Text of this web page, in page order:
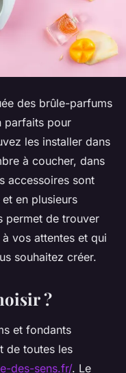
des brûle-parfums
parfaits pour
les installer dans
à coucher, dans
accessoires sont
en plusieurs
permet de trouver
vos attentes et qui
souhaitez créer.
?
et fondants
de toutes les
des-sens.fr/. Le